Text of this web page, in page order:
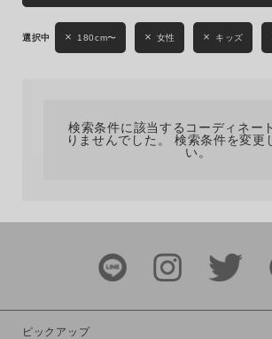
LADIES
180cm〜 女性 キッズ
検索条件に該当するコーディネー
りませんでした。 検索条件を変更
い。
ピックアップ